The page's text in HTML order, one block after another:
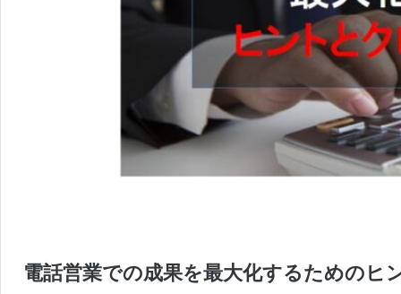
電話営業での成果を最大化するためのヒ